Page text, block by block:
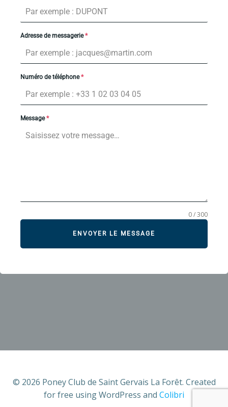
Adresse de messagerie*
Numéro de téléphone*
Message*
0 / 300
ENVOYER LE MESSAGE
© 2026 Poney Club de Saint Gervais La Forêt. Created
for free using WordPress and Colibri